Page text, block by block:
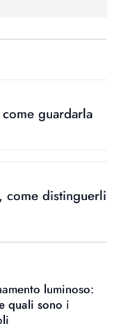
guardarla
come distinguerli
luminoso:
quali sono i